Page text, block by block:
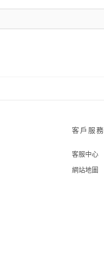
客戶服務
客服中心
網站地圖